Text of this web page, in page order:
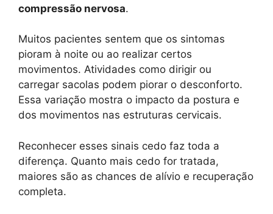
compressão nervosa.
Muitos pacientes sentem que os sintomas
pioram à noite ou ao realizar certos
movimentos. Atividades como dirigir ou
carregar sacolas podem piorar o desconforto.
Essa variação mostra o impacto da postura e
dos movimentos nas estruturas cervicais.
Reconhecer esses sinais cedo faz toda a
diferença. Quanto mais cedo for tratada,
maiores são as chances de alívio e recuperação
completa.